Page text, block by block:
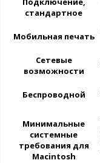
стандартное
Мобильная печать
Сетевые
возможности
Беспроводной
Минимальные
системные
требования для
Macintosh